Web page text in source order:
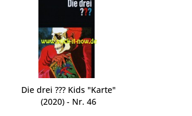
Die drei ??? Kids "Karte"
(2020) - Nr. 46